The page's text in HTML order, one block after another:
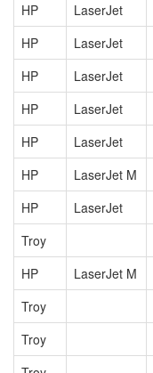
HP
LaserJet
HP
LaserJet
HP
LaserJet
HP
LaserJet
HP
LaserJet
HP
LaserJet M
HP
LaserJet
Troy
HP
LaserJet M
Troy
Troy